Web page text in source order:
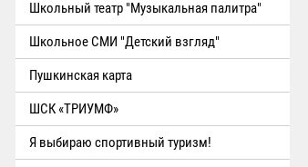
Школьный театр "Музыкальная палитра"
Школьное СМИ "Детский взгляд"
Пушкинская карта
ШСК «ТРИУМФ»
Я выбираю спортивный туризм!